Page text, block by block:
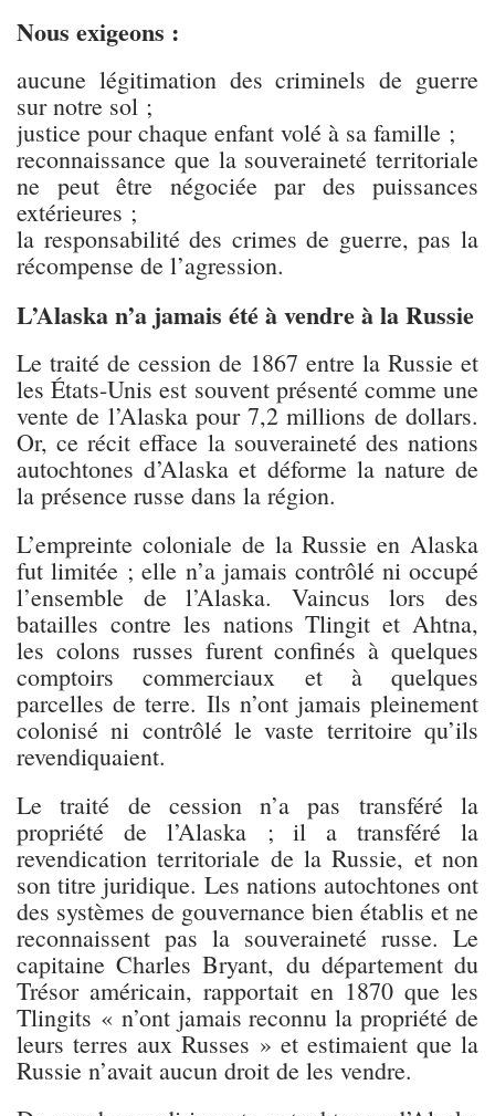
Nous exigeons :
aucune légitimation des criminels de guerre
sur notre sol ;
justice pour chaque enfant volé à sa famille ;
reconnaissance que la souveraineté territoriale
ne peut être négociée par des puissances
extérieures ;
la responsabilité des crimes de guerre, pas la
récompense de l’agression.
L’Alaska n’a jamais été à vendre à la Russie
Le traité de cession de 1867 entre la Russie et
les États-Unis est souvent présenté comme une
vente de l’Alaska pour 7,2 millions de dollars.
Or, ce récit efface la souveraineté des nations
autochtones d’Alaska et déforme la nature de
la présence russe dans la région.
L’empreinte coloniale de la Russie en Alaska
fut limitée ; elle n’a jamais contrôlé ni occupé
l’ensemble de l’Alaska. Vaincus lors des
batailles contre les nations Tlingit et Ahtna,
les colons russes furent confinés à quelques
comptoirs commerciaux et à quelques
parcelles de terre. Ils n’ont jamais pleinement
colonisé ni contrôlé le vaste territoire qu’ils
revendiquaient.
Le traité de cession n’a pas transféré la
propriété de l’Alaska ; il a transféré la
revendication territoriale de la Russie, et non
son titre juridique. Les nations autochtones ont
des systèmes de gouvernance bien établis et ne
reconnaissent pas la souveraineté russe. Le
capitaine Charles Bryant, du département du
Trésor américain, rapportait en 1870 que les
Tlingits « n’ont jamais reconnu la propriété de
leurs terres aux Russes » et estimaient que la
Russie n’avait aucun droit de les vendre.